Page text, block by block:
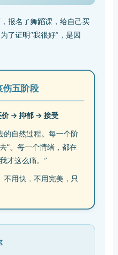
报名了舞蹈课，给自己买
了证明“我很好”，是因
伤五阶段
→ 抑郁 → 接受
的自然过程。每一个阶
”。每一个情绪，都在
才这么痛。”
不用快，不用完美，只